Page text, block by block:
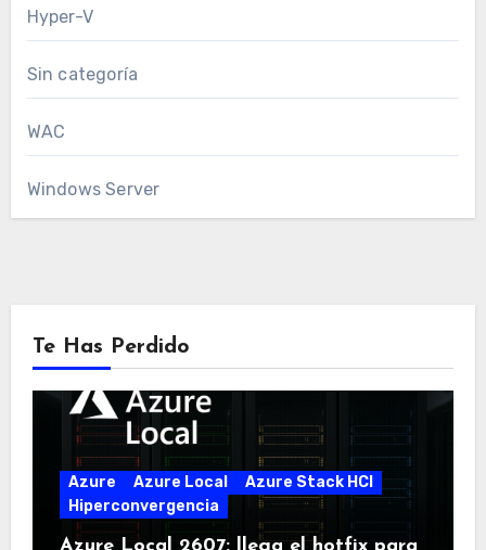
Hyper-V
Sin categoría
WAC
Windows Server
Te Has Perdido
Azure Azure Local
Azure Stack HCI
Hiperconvergencia
Azure Local 2607: llega el hotfix para